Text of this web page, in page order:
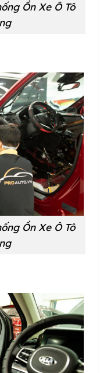
Ồn Xe Ô Tô
Ồn Xe Ô Tô